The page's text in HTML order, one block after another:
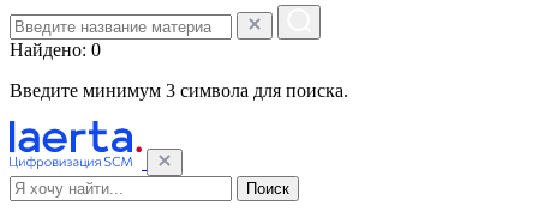
Найдено: 0
Введите минимум 3 символа для поиска.
Поиск